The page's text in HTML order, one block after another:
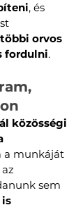
, és
orvos
fordulni.
közösségi
a munkáját
sem